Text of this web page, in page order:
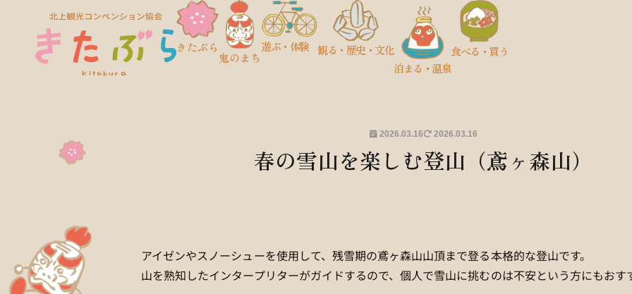
きたぶら
鬼のまち
遊ぶ・体験 観る ・歴史・文化
泊まる・温泉
食べる・買う
2026.03.16 2026.03.16
春の雪山を楽しむ登山（鳶ヶ森山）
アイゼンやスノーシューを使用して、残雪期の鳶ヶ森山山頂まで登る本格的な登山です。
山を熟知したインタープリターがガイドするので、個人で雪山に挑むのは不安という方にもおす